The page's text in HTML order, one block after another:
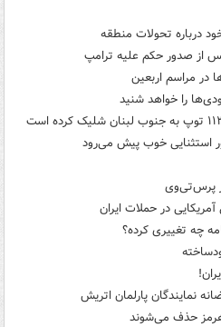
درباره تحولات منطقه
از صدور حکم علیه ترامپ
در مراسم اربعین
را خواهد شنید
استثنایی خوب پیش می‌رود
پرس‌تی‌وی
در حملات ایران
چه تغییری کرده؟
نمایندگان پارلمان اتریش
حذف می‌شوند